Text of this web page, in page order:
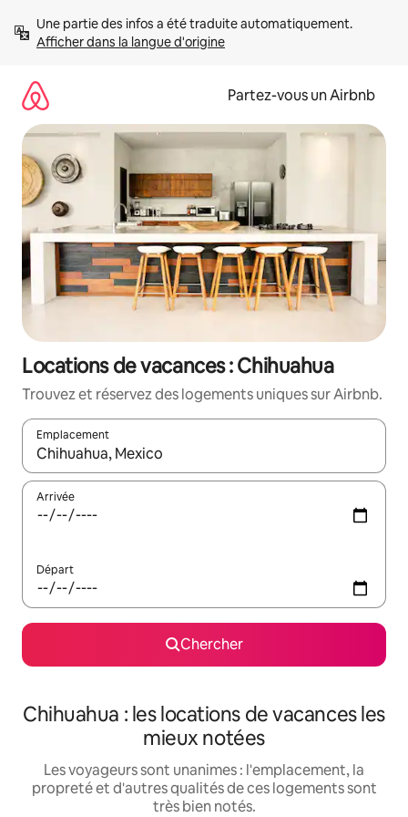
directement
Afficher dans la langue d'origine
Partez-vous un Airbnb
Locations de vacances : Chihuahua
Trouvez et réservez des logements uniques sur Airbnb.
Emplacement
Quand les résultats sont affichés, parcourez-les en utilisant
Arrivée
Départ
Chercher
Chihuahua : les locations de vacances les
mieux notées
Les voyageurs sont unanimes : l'emplacement, la
propreté et d'autres qualités de ces logements sont
très bien notés.